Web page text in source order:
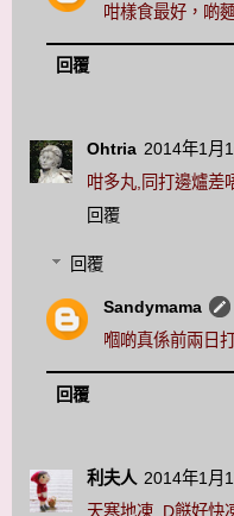
咁樣食最好，啲
回覆
Ohtria 2014年1月
咁多丸,同打邊爐差
回覆
回覆
Sandymama
嗰啲真係前兩日
回覆
利夫人 2014年1月
天寒地凍, D餸好快